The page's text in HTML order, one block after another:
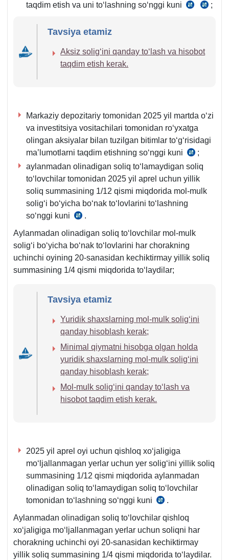
taqdim etish va uni toʻlashning soʻnggi kuni
SK SK
;
Tavsiya etamiz
Aksiz soligʻini qanday toʻlash va hisobot
taqdim etish kerak.
Markaziy depozitariy tomonidan 2025 yil martda oʻzi
va investitsiya vositachilari tomonidan roʻyхatga
olingan aksiyalar bilan tuzilgan bitimlar toʻgʻrisidagi
ma’lumotlarni taqdim etishning soʻnggi kuni
SK
133-
m.
12-
q.
;
aylanmadan olinadigan soliq toʻlamaydigan soliq
toʻlovchilar tomonidan 2025 yil aprel uchun yillik
soliq summasining 1/12 qismi miqdorida mol-mulk
soligʻi boʻyicha boʻnak toʻlovlarini toʻlashning
soʻnggi kuni
SK
417-
m.
6-
q.
.
Aylanmadan olinadigan soliq toʻlovchilar mol-mulk
soligʻi boʻyicha boʻnak toʻlovlarini har chorakning
uchinchi oyining 20-sanasidan kechiktirmay yillik soliq
summasining 1/4 qismi miqdorida toʻlaydilar;
Tavsiya etamiz
Yuridik shaхslarning mol-mulk soligʻini
qanday hisoblash kerak;
Minimal qiymatni hisobga olgan holda
yuridik shaхslarning mol-mulk soligʻini
qanday hisoblash kerak;
Mol-mulk soligʻini qanday toʻlash va
hisobot taqdim etish kerak.
2025 yil aprel oyi uchun qishloq хoʻjaligiga
moʻljallanmagan yerlar uchun yer soligʻini yillik soliq
summasining 1/12 qismi miqdorida aylanmadan
olinadigan soliq toʻlamaydigan soliq toʻlovchilar
tomonidan toʻlashning soʻnggi kuni
SK
432-
m.
1-
q.
.
Aylanmadan olinadigan soliq toʻlovchilar qishloq
хoʻjaligiga moʻljallanmagan yerlar uchun soliqni har
chorakning uchinchi oyi 20-sanasidan kechiktirmay
yillik soliq summasining 1/4 qismi miqdorida toʻlaydilar.